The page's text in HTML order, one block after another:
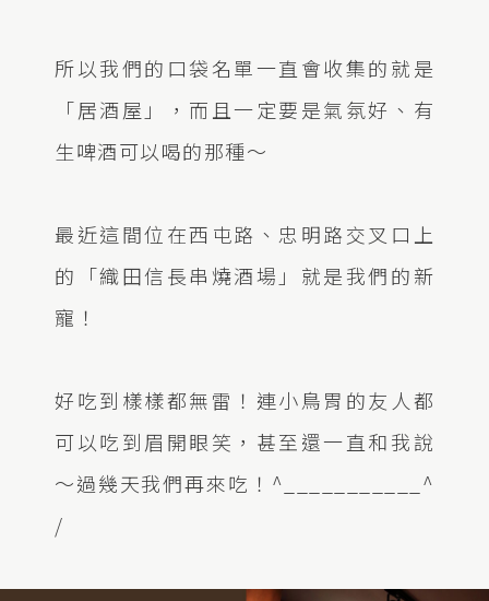
所以我們的口袋名單一直會收集的就是
「居酒屋」，而且一定要是氣氛好、有
生啤酒可以喝的那種～
最近這間位在西屯路、忠明路交叉口上
的「織田信長串燒酒場」就是我們的新
寵！
好吃到樣樣都無雷！連小鳥胃的友人都
可以吃到眉開眼笑，甚至還一直和我說
～過幾天我們再來吃！^___________^
/